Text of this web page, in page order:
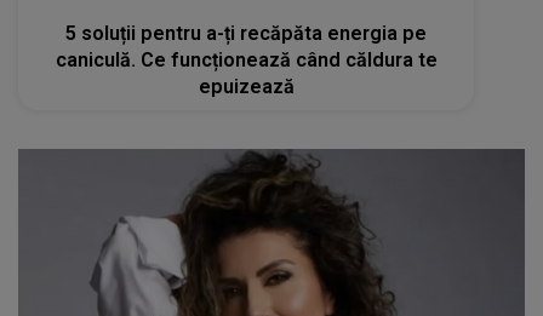
5 soluții pentru a-ți recăpăta energia pe
caniculă. Ce funcționează când căldura te
epuizează